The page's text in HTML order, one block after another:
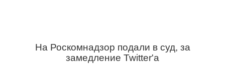
На Роскомнадзор подали в суд, за
замедление Twitter'а